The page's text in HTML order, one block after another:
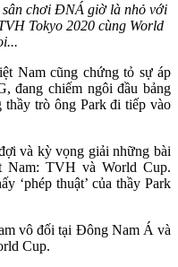
sân chơi ĐNÁ giờ là nhỏ với
Tokyo 2020 cùng World
Nam cũng chứng tỏ sự áp
đang chiếm ngôi đầu bảng
thầy trò ông Park đi tiếp vào
và kỳ vọng giải những bài
Nam: TVH và World Cup.
‘phép thuật’ của thầy Park
vô đối tại Đông Nam Á và
Cup.